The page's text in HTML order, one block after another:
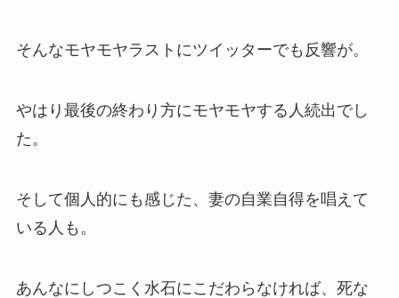
そんなモヤモヤラストにツイッターでも反響が。
やはり最後の終わり方にモヤモヤする人続出でし
た。
そして個人的にも感じた、妻の自業自得を唱えて
いる人も。
あんなにしつこく水石にこだわらなければ、死な